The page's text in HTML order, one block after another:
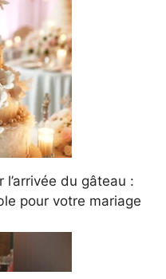
du gâteau :
pour votre mariage